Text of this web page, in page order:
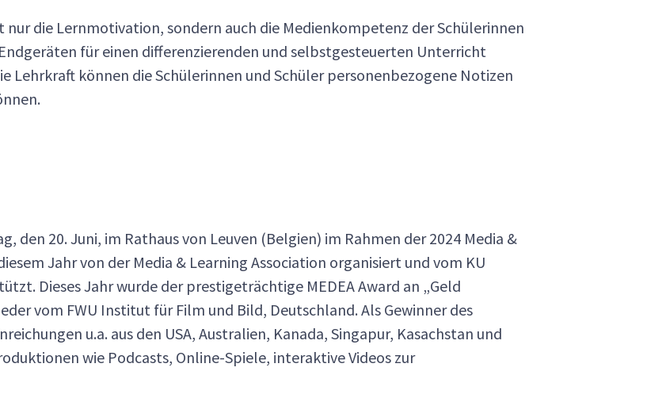
die Lernmotivation, sondern auch die Medienkompetenz der Schülerinnen
für einen differenzierenden und selbstgesteuerten Unterricht
Lehrkraft können die Schülerinnen und Schüler personenbezogene Notizen
den 20. Juni, im Rathaus von Leuven (Belgien) im Rahmen der 2024 Media &
Jahr von der Media & Learning Association organisiert und vom KU
Dieses Jahr wurde der prestigeträchtige MEDEA Award an „Geld
vom FWU Institut für Film und Bild, Deutschland. Als Gewinner des
u.a. aus den USA, Australien, Kanada, Singapur, Kasachstan und
wie Podcasts, Online-Spiele, interaktive Videos zur